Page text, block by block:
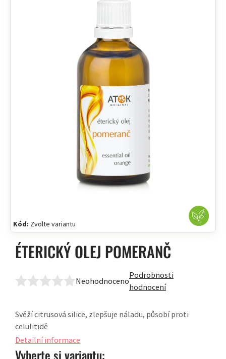
Kód: Zvolte variantu
ÉTERICKÝ OLEJ POMERANČ
Průměrné
produktu
z
Neohodnoceno
Podrobnosti
hodnocení
Vyberte si variantu:
Svěží citrusová silice, zlepšuje náladu, působí proti
celulitidě
Detailní informace